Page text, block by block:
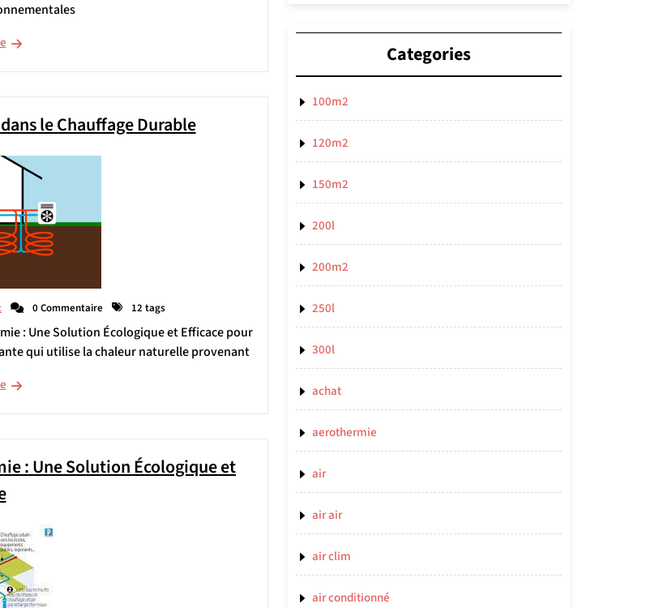
le Chauffage Durable
0 Commentaire 12 tags
: Une Solution Écologique et Efficace pour
qui utilise la chaleur naturelle provenant
: Une Solution Écologique et
Categories
100m2
120m2
150m2
200l
200m2
250l
300l
achat
aerothermie
air
air air
air clim
air conditionné